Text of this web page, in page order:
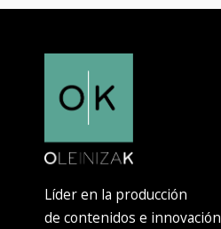
Líder en la producción
de contenidos e innovación